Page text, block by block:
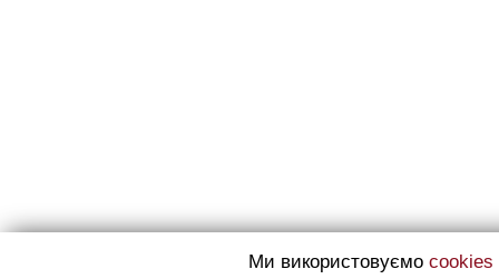
Ми використовуємо cookies